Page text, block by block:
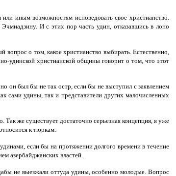
иным возможностям исповедовать свое христианство.
И с этих пор часть удин, отказавшись в лоно
вопрос о том, какое христианство выбирать. Естественно,
удинской христианской общины говорит о том, что этот
он был бы не так остр, если бы не выступил с заявлением
сами удины, так и представители других малочисленных
же существует достаточно серьезная концепция, я уже
к тюркам.
если бы на протяжении долгого времени в течение
азербайджанских властей.
не выезжали оттуда удины, особенно молодые. Вопрос